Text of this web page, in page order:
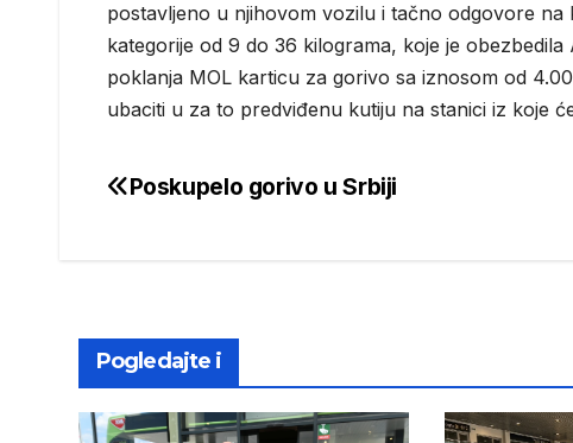
postavljeno u njihovom vozilu i tačno odgovore na
kategorije od 9 do 36 kilograma, koje je
poklanja MOL karticu za gorivo sa iznosom od
ubaciti u za to predviđenu kutiju na stanici iz koje
Post
Poskupelo gorivo u Srbiji
Pogledajte i